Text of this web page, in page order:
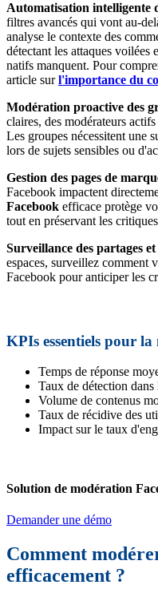
Automatisation intelligente
filtres avancés qui vont au-
analyse le contexte des
détectant les attaques voilées
natifs manquent. Pour
article surl'importance du
Modération proactive des
claires, des modérateurs
Les groupes nécessitent une
lors de sujets sensibles ou
Gestion des pages de
Facebook impactent
Facebook efficace protège
tout en préservant les
Surveillance des partages
espaces, surveillez comment
Facebook pour anticiper les
KPIs essentiels pour
Temps de réponse
Taux de détection
Volume de contenus
Taux de récidive des
Impact sur le taux
Solution de modération
Demander une démo
Comment
efficacement ?